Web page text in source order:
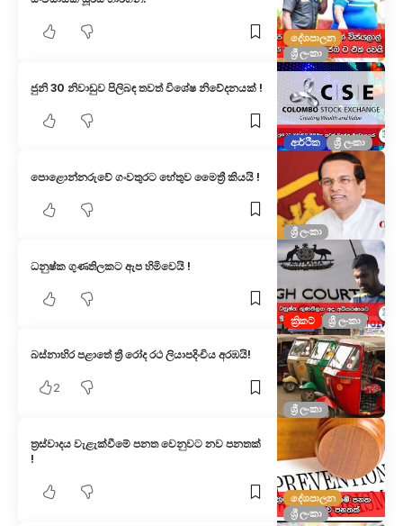
දේශපාලන
ශ්‍රී ලංකා
ආර්ථික ශ්‍රී ලංකා
ජුනි 30 නිවාඩුව පිලිබඳ තවත් විශේෂ නිවේදනයක් !
ශ්‍රී ලංකා
පොළොන්නරුවේ ගංවතුරට හේතුව මෛත්‍රී කියයි !
ක්‍රිකට් ශ්‍රී ලංකා
ධනුෂ්ක ගුණතිලකට ඇප හිමිවෙයි !
ශ්‍රී ලංකා
බස්නාහිර පළාතේ ත්‍රී රෝද රථ ලියාපදිංචිය අරඹයි!
2
දේශපාලන
ශ්‍රී ලංකා
ත්‍රස්වාදය වැළැක්වීමේ පනත වෙනුවට නව පනතක්
!